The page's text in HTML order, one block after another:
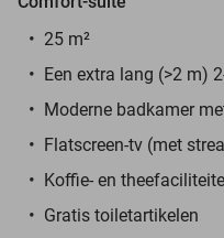
25 m²
Een extra lang (>2 m)
Moderne badkamer
Flatscreen-tv (met
Koffie- en
Gratis toiletartikelen